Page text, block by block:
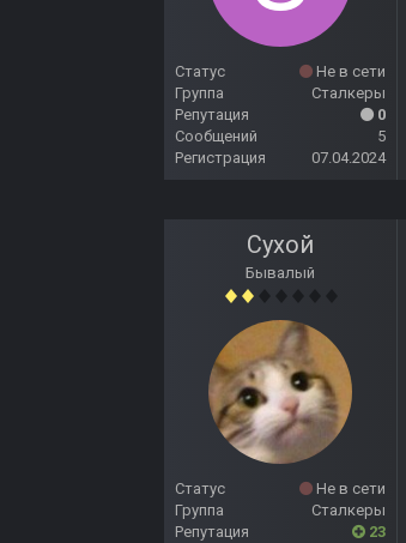
Статус
Не в сети
Группа
Сталкеры
Репутация
0
Сообщений
5
Регистрация
07.04.2024
Сухой
Бывалый
Статус
Не в сети
Группа
Сталкеры
Репутация
23